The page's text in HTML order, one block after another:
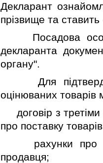
Декларант
прiзвище та ставить
Посадова особа
декларанта
органу".
Для
оцiнюваних товарiв
договiр з третiми
про поставку
рахунки про
продавця;